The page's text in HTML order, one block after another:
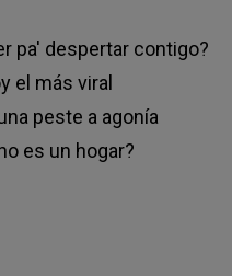
pa' despertar contigo?
el más viral
peste a agonía
es un hogar?